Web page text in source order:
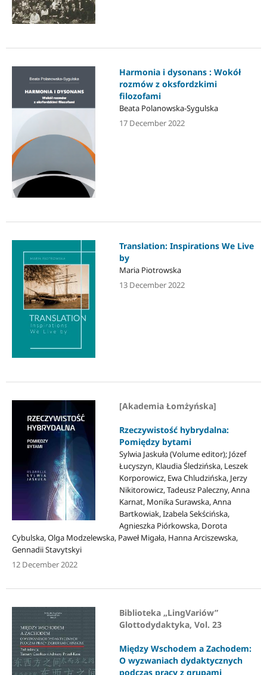
Harmonia i dysonans : Wokół
rozmów z oksfordzkimi
filozofami
Beata Polanowska-Sygulska
17 December 2022
Translation: Inspirations We Live
by
Maria Piotrowska
13 December 2022
[Akademia Łomżyńska]
Rzeczywistość hybrydalna:
Pomiędzy bytami
Sylwia Jaskuła (Volume editor); Józef
Łucyszyn, Klaudia Śledzińska, Leszek
Korporowicz, Ewa Chludzińska, Jerzy
Nikitorowicz, Tadeusz Paleczny, Anna
Karnat, Monika Surawska, Anna
Bartkowiak, Izabela Sekścińska,
Agnieszka Piórkowska, Dorota
Cybulska, Olga Modzelewska, Paweł Migała, Hanna Arciszewska,
Gennadii Stavytskyi
12 December 2022
Biblioteka „LingVariów”
Glottodydaktyka, Vol. 23
Między Wschodem a Zachodem:
O wyzwaniach dydaktycznych
podczas pracy z grupami